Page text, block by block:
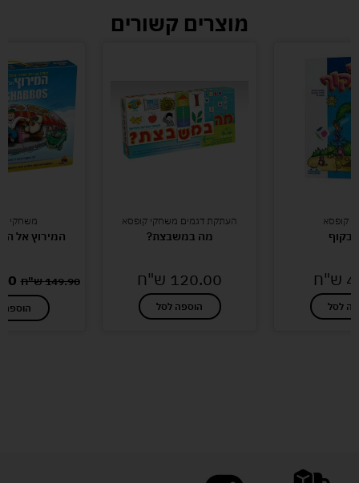
מוצרים קשורים
קופסא
בקוף
ש"ח
לסל
העתקת דגמים משחקי קופסא
מה במשבצת?
120.00 ש"ח
הוספה לסל
משחקי
המירוץ אל
149.90ש"ח
הוספה